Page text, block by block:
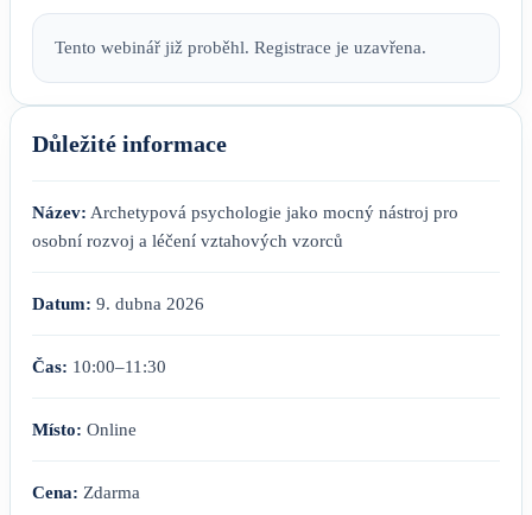
Tento webinář již proběhl. Registrace je uzavřena.
Důležité informace
Název: Archetypová psychologie jako mocný nástroj pro
osobní rozvoj a léčení vztahových vzorců
Datum: 9. dubna 2026
Čas: 10:00–11:30
Místo: Online
Cena: Zdarma